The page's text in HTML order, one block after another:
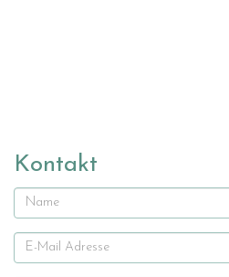
Kontakt
Name
E-
Mail